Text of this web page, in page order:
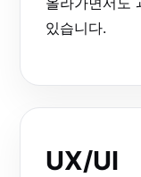
있습니다.
UX/UI